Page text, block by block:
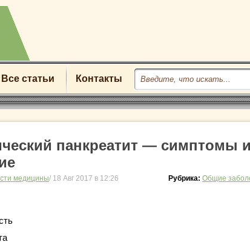
Все статьи Контакты
панкреатит — симптомы
медицины/ 18 Авг 2017 в 12:26 Рубрика: Общие